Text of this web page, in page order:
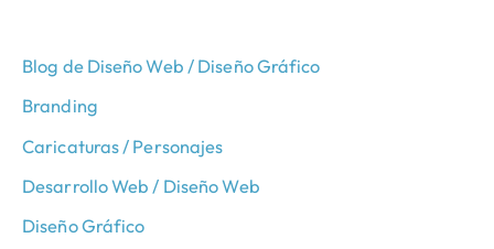
Blog de Diseño Web / Diseño Gráfico
Branding
Caricaturas / Personajes
Desarrollo Web / Diseño Web
Diseño Gráfico